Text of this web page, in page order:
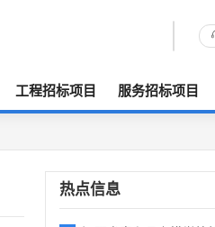
工程招标项目 服务招标项目
热点信息